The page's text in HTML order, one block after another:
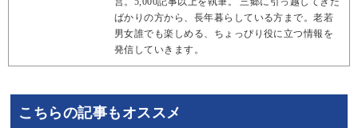
ばかりの方から、長年暮らしている方まで。老若
男女誰でも楽しめる、ちょっぴり役に立つ情報を
発信していきます。
こちらの記事もオススメ